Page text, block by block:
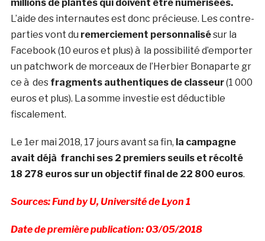
millions de plantes qui doivent être numérisées.
L’aide des internautes est donc précieuse. Les contre-
parties vont du remerciement personnalisésur la
Facebook (10 euros et plus) à la possibilité d’emporter
un patchwork de morceaux de l’Herbier Bonaparte gr
ce à des fragments authentiques de classeur(1 000
euros et plus). La somme investie est déductible
fiscalement.
Le 1er mai 2018, 17 jours avant sa fin, la campagne
avait déjà franchi ses 2 premiers seuils et récolté
18 278 euros sur un objectif final de 22 800 euros.
Sources: Fund by U, Université de Lyon 1
Date de première publication: 03/05/2018